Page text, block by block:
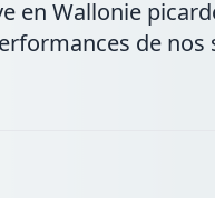
en Wallonie
de